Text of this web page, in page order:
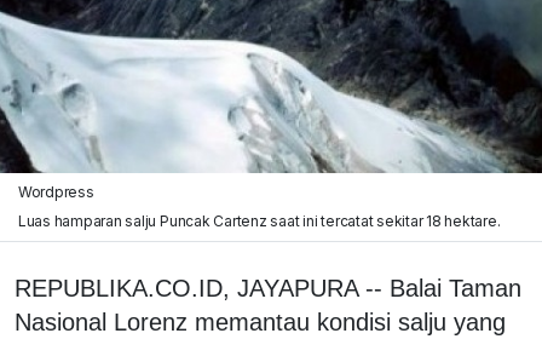
Wordpress
Luas hamparan salju Puncak Cartenz saat ini tercatat sekitar 18 hektare.
REPUBLIKA.CO.ID, JAYAPURA -- Balai Taman
Nasional Lorenz memantau kondisi salju yang